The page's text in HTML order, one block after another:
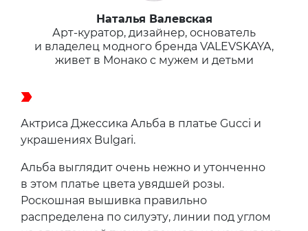
Наталья Валевская
Арт-куратор, дизайнер, основатель
и владелец модного бренда VALEVSKAYA,
живет в Монако с мужем и детьми
Актриса Джессика Альба в платье Gucci и
украшениях Bulgari.
Альба выглядит очень нежно и утонченно
в этом платье цвета увядшей розы.
Роскошная вышивка правильно
распределена по силуэту, линии под углом